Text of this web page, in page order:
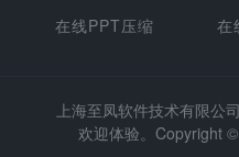
在线PPT压缩
在
上海至凤软件技术有限公司
欢迎体验。Copyright